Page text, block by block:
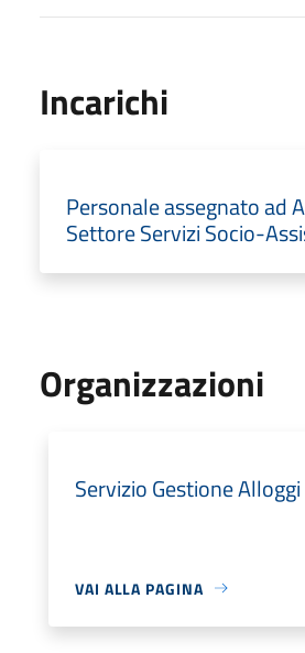
Incarichi
Personale assegnato ad
Settore Servizi Socio-
Organizzazioni
Servizio Gestione Alloggi
VAI ALLA PAGINA